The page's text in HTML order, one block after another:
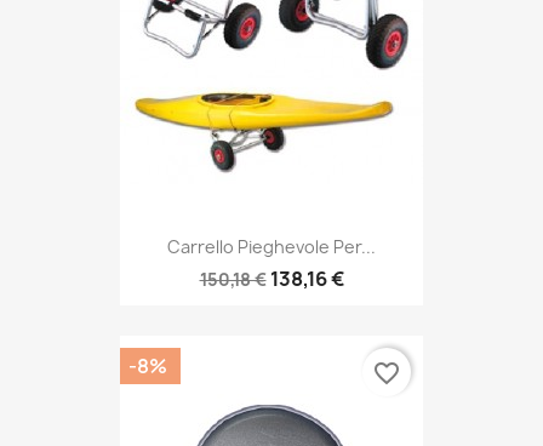
Carrello Pieghevole Per...
150,18 € 138,16 €
-8% favorite_border